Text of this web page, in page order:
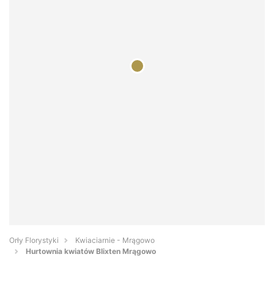
Orły Florystyki
Kwiaciarnie - Mrągowo
Hurtownia kwiatów Blixten Mrągowo